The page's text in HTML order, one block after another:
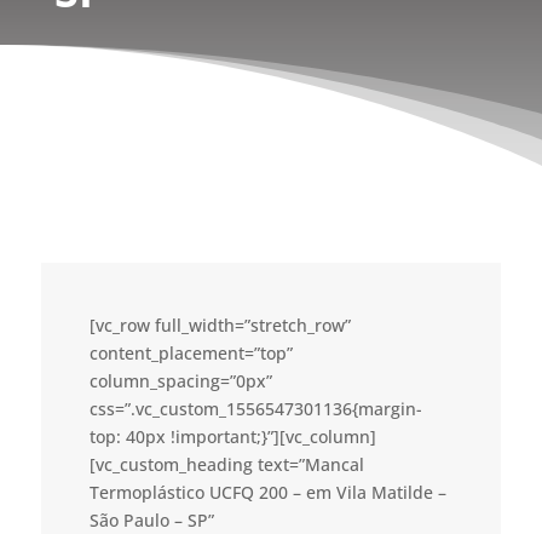
[vc_row full_width=”stretch_row”
content_placement=”top”
column_spacing=”0px”
css=”.vc_custom_1556547301136{margin-
top: 40px !important;}”][vc_column]
[vc_custom_heading text=”Mancal
Termoplástico UCFQ 200 – em Vila Matilde –
São Paulo – SP”